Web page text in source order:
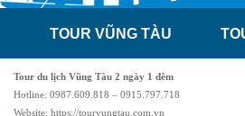
TOUR VŨNG TÀU
Tour du lịch Vũng Tàu 2 ngày 1 đêm
Hotline: 0987.609.818 – 0915.797.718
Website: https://tourvungtau.com.vn